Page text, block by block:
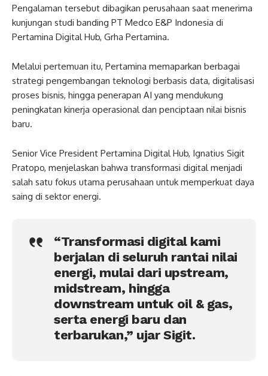
Pengalaman tersebut dibagikan perusahaan saat menerima
kunjungan studi banding PT Medco E&P Indonesia di
Pertamina Digital Hub, Grha Pertamina.
Melalui pertemuan itu, Pertamina memaparkan berbagai
strategi pengembangan teknologi berbasis data, digitalisasi
proses bisnis, hingga penerapan AI yang mendukung
peningkatan kinerja operasional dan penciptaan nilai bisnis
baru.
Senior Vice President Pertamina Digital Hub, Ignatius Sigit
Pratopo, menjelaskan bahwa transformasi digital menjadi
salah satu fokus utama perusahaan untuk memperkuat daya
saing di sektor energi.
“Transformasi digital kami
berjalan di seluruh rantai nilai
energi, mulai dari upstream,
midstream, hingga
downstream untuk oil & gas,
serta energi baru dan
terbarukan,” ujar Sigit.